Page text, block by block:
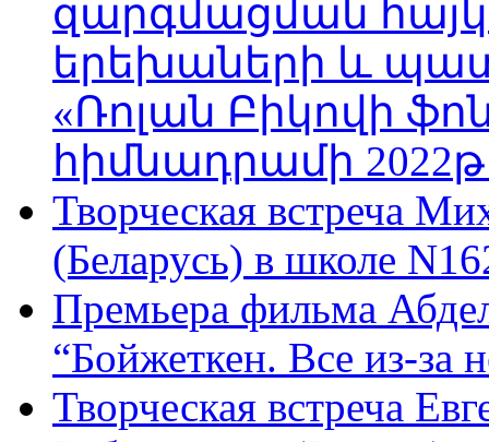
զարգմացման
երեխաների և
«Ռոլան Բիկովի
հիմնադրամի
Творческая встреча
(Беларусь) в школе
Премьера фильма
“Бойжеткен. Все из-за
Творческая встреча